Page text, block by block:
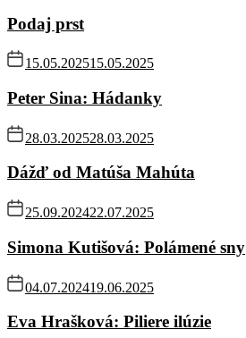
Podaj prst
15.05.202515.05.2025
Peter Sina: Hádanky
28.03.202528.03.2025
Dážď od Matúša Mahúta
25.09.202422.07.2025
Simona Kutišová: Polámené sny
04.07.202419.06.2025
Eva Hrašková: Piliere ilúzie